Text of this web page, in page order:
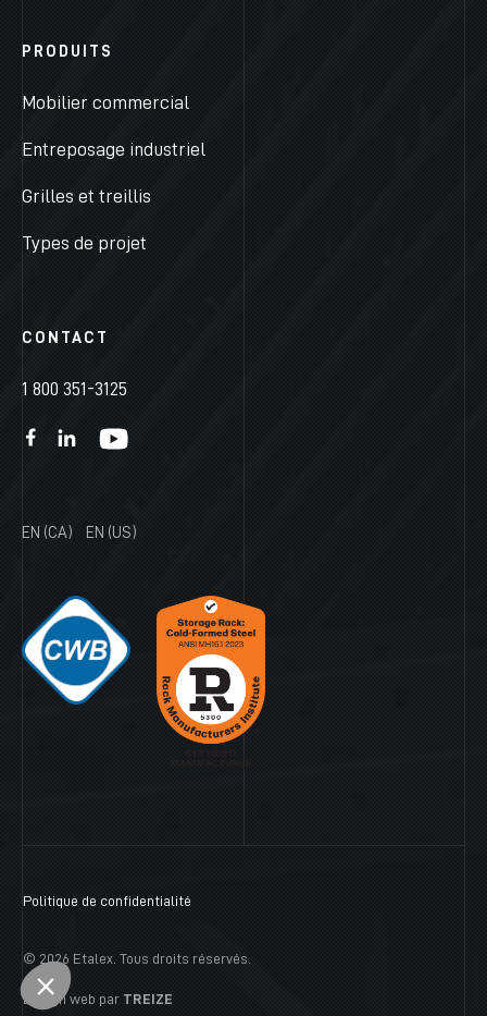
PRODUITS
Mobilier commercial
Entreposage industriel
Grilles et treillis
Types de projet
CONTACT
1 800 351-3125
EN (CA) EN (US)
Politique de confidentialité
© 2026 Etalex. Tous droits réservés.
Design web par TREIZE